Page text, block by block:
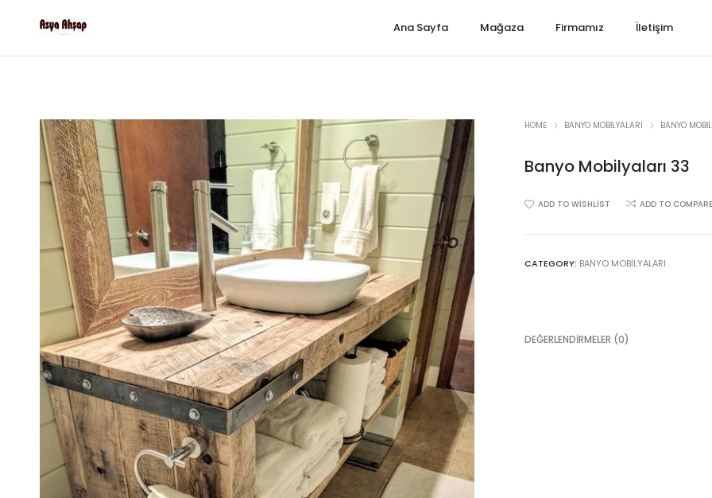
Ana Sayfa Mağaza Firmamız İletişim
HOME BANYO MOBILYALARI BANYO
Banyo Mobilyaları 33
ADD TO WISHLIST ADD TO COMPARE
CATEGORY: BANYO MOBILYALARI
DEĞERLENDIRMELER (0)